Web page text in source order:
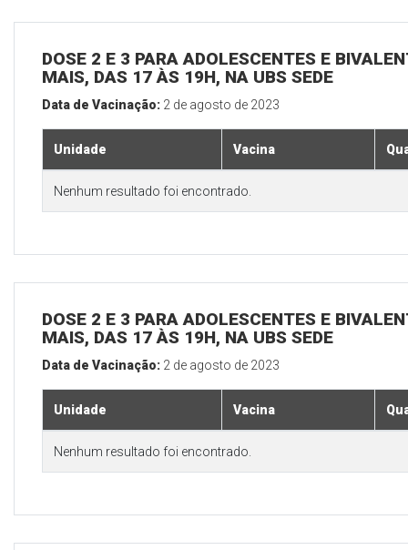
DOSE 2 E 3 PARA ADOLESCENTES E
MAIS, DAS 17 ÀS 19H, NA UBS SEDE
Data de Vacinação: 2 de agosto de 2023
Unidade Vacina
Nenhum resultado foi encontrado.
DOSE 2 E 3 PARA ADOLESCENTES E
MAIS, DAS 17 ÀS 19H, NA UBS SEDE
Data de Vacinação: 2 de agosto de 2023
Unidade Vacina
Nenhum resultado foi encontrado.